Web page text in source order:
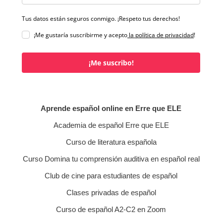
Tus datos están seguros conmigo. ¡Respeto tus derechos!
¡Me gustaría suscribirme y acepto la política de privacidad!
¡Me suscribo!
Aprende español online en Erre que ELE
Academia de español Erre que ELE
Curso de literatura española
Curso Domina tu comprensión auditiva en español real
Club de cine para estudiantes de español
Clases privadas de español
Curso de español A2-C2 en Zoom